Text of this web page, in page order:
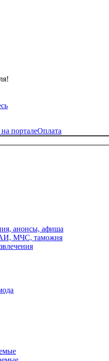
порталеОплата
анонсы, афиша
МЧС, таможня